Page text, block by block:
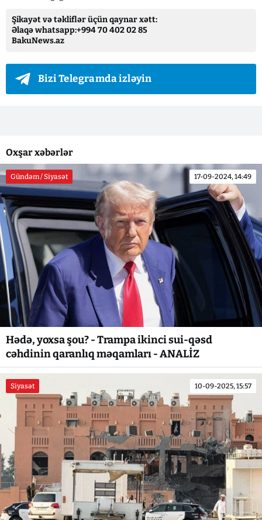
Şikayət və təkliflər üçün qaynar xətt:
Əlaqə whatsapp:+994 70 402 02 85
BakuNews.az
Bizi Telegramda izləyin
Oxşar xəbərlər
Gündəm / Siyasət 17-09-2024, 14:49
Hədə, yoxsa şou? - Trampa ikinci sui-qəsd
cəhdinin qaranlıq məqamları - ANALİZ
Siyasət 10-09-2025, 15:57